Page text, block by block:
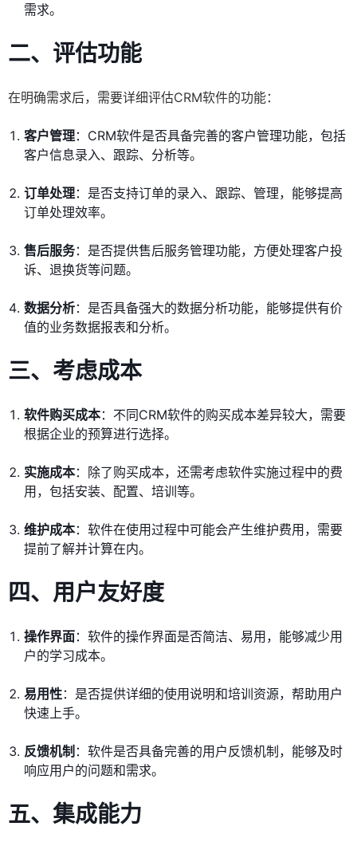
需求。
二、评估功能
在明确需求后，需要详细评估CRM软件的功能：
客户管理：CRM软件是否具备完善的客户管理功能，包括
客户信息录入、跟踪、分析等。
订单处理：是否支持订单的录入、跟踪、管理，能够提高
订单处理效率。
售后服务：是否提供售后服务管理功能，方便处理客户投
诉、退换货等问题。
数据分析：是否具备强大的数据分析功能，能够提供有价
值的业务数据报表和分析。
三、考虑成本
软件购买成本：不同CRM软件的购买成本差异较大，需要
根据企业的预算进行选择。
实施成本：除了购买成本，还需考虑软件实施过程中的费
用，包括安装、配置、培训等。
维护成本：软件在使用过程中可能会产生维护费用，需要
提前了解并计算在内。
四、用户友好度
操作界面：软件的操作界面是否简洁、易用，能够减少用
户的学习成本。
易用性：是否提供详细的使用说明和培训资源，帮助用户
快速上手。
反馈机制 ：软件是否具备完善的用户反馈机制，能够及时
响应用户的问题和需求。
五、集成能力